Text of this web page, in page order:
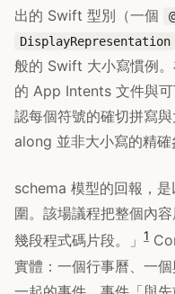
出的 Swift 型別（一個
DisplayRepresentation
般的 Swift 大小寫慣例
的 App Intents 文件與
認每個符號的確切拼寫
along 並非大小寫的精確
schema 模型的回報，
圍。該場議程把整個內
幾段程式碼片段。」 1
實體：一個行事曆、一